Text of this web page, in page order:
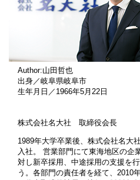
Author:山田哲也
出身／岐阜県岐阜市
生年月日／1966年5月22日
株式会社名大社 取締役会長
1989年大学卒業後、株式会社名大
入社。 営業部門にて東海地区の企
対し新卒採用、中途採用の支援を行
う。各部門の責任者を経て、2010